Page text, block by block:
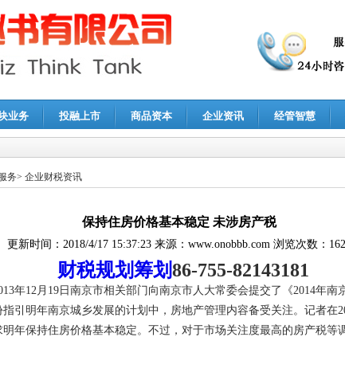
业务 投融上市 商品资本 企业资讯 经管智慧
务> 企业财税资讯
保持住房价格基本稳定 未涉房产税
更新时间： 2018/4/17 15:37:23来源： www.onobbb.com浏览次数：
财税规划筹划86-755-82143181
年12月19日南京市相关部门向南京市人大常委会提交了《2014年南
引明年南京城乡发展的计划中，房地产管理内容备受关注。记者在
年保持住房价格基本稳定。不过，对于市场关注度最高的房产税等